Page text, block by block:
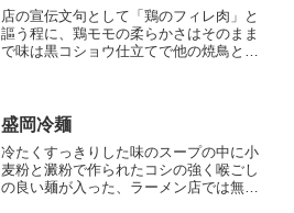
店の宣伝文句として「鶏のフィレ肉」と
謳う程に、鶏モモの柔らかさはそのまま
で味は黒コショウ仕立てで他の焼鳥と違
盛岡冷麺
冷たくすっきりした味のスープの中に小
麦粉と澱粉で作られたコシの強く喉ごし
の良い麺が入った、ラーメン店では無く